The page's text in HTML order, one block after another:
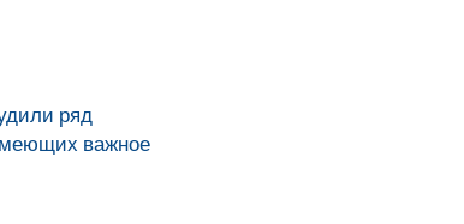
ряд
важное